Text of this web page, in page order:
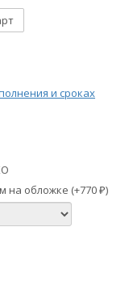
и сроках
на обложке (+770 ₽)